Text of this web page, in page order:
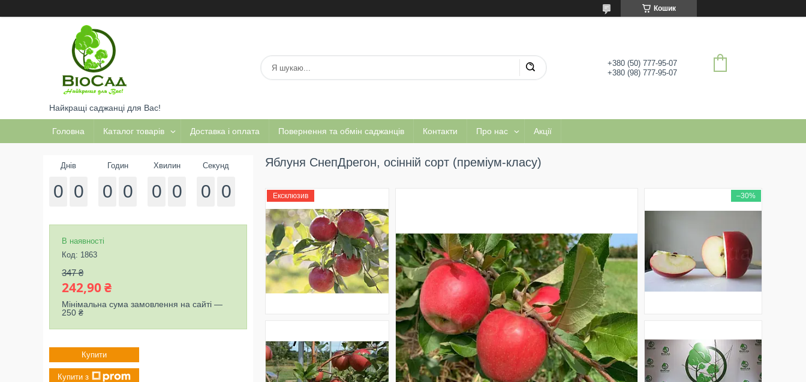
Кошик
Найкращі саджанці для Вас!
+380 (50) 777-95-07
+380 (98) 777-95-07
Головна Каталог товарів Доставка і оплата Повернення та обмін саджанців Контакти Про нас Акції
Яблуня СнепДрегон, осінній сорт (преміум-класу)
Ексклюзив –30%
Днів
0 0
Годин
0 0
Хвилин
0 0
Секунд
0 0
В наявності
Код: 1863
347 ₴
242,90 ₴
Мінімальна сума замовлення на сайті —
250 ₴
Купити
Купити з